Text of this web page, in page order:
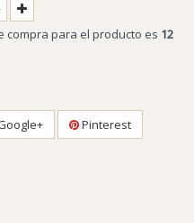
compra para el producto es 12
Pinterest